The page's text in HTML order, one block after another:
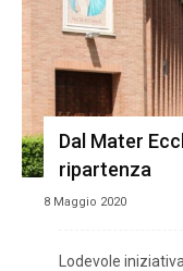
Dal Mater
ripartenza
8 Maggio 2020
Lodevole